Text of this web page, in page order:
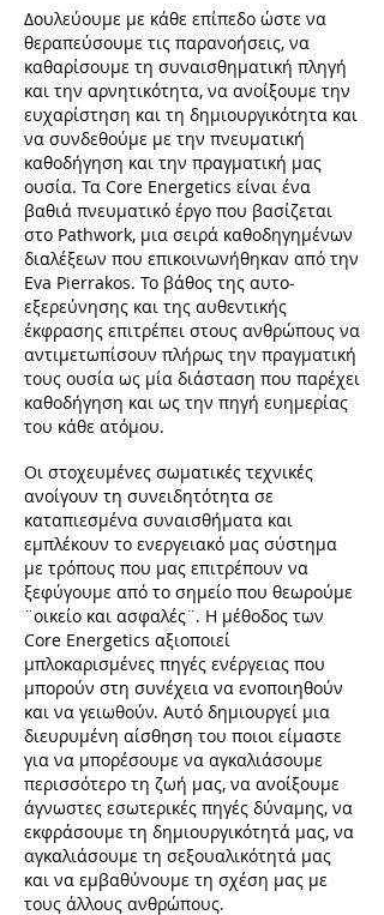
Δουλεύουμε με κάθε επίπεδο ώστε να
θεραπεύσουμε τις παρανοήσεις, να
καθαρίσουμε τη συναισθηματική πληγή
και την αρνητικότητα, να ανοίξουμε την
ευχαρίστηση και τη δημιουργικότητα και
να συνδεθούμε με την πνευματική
καθοδήγηση και την πραγματική μας
ουσία. Τα Core Energetics είναι ένα
βαθιά πνευματικό έργο που βασίζεται
στο Pathwork, μια σειρά καθοδηγημένων
διαλέξεων που επικοινωνήθηκαν από την
Eva Pierrakos. Το βάθος της αυτο-
εξερεύνησης και της αυθεντικής
έκφρασης επιτρέπει στους ανθρώπους να
αντιμετωπίσουν πλήρως την πραγματική
τους ουσία ως μία διάσταση που παρέχει
καθοδήγηση και ως την πηγή ευημερίας
του κάθε ατόμου.
Οι στοχευμένες σωματικές τεχνικές
ανοίγουν τη συνειδητότητα σε
καταπιεσμένα συναισθήματα και
εμπλέκουν το ενεργειακό μας σύστημα
με τρόπους που μας επιτρέπουν να
ξεφύγουμε από το σημείο που θεωρούμε
¨οικείο και ασφαλές¨. Η μέθοδος των
Core Energetics αξιοποιεί
μπλοκαρισμένες πηγές ενέργειας που
μπορούν στη συνέχεια να ενοποιηθούν
και να γειωθούν. Αυτό δημιουργεί μια
διευρυμένη αίσθηση του ποιοι είμαστε
για να μπορέσουμε να αγκαλιάσουμε
περισσότερο τη ζωή μας, να ανοίξουμε
άγνωστες εσωτερικές πηγές δύναμης, να
εκφράσουμε τη δημιουργικότητά μας, να
αγκαλιάσουμε τη σεξουαλικότητά μας
και να εμβαθύνουμε τη σχέση μας με
τους άλλους ανθρώπους.